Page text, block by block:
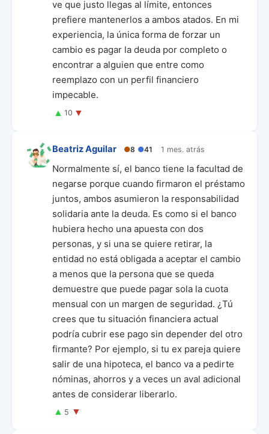
ve que justo llegas al límite, entonces
prefiere mantenerlos a ambos atados. En mi
experiencia, la única forma de forzar un
cambio es pagar la deuda por completo o
encontrar a alguien que entre como
reemplazo con un perfil financiero
impecable.
▲ 10 ▼
Beatriz Aguilar ●8 ●41 1 mes. atrás
Normalmente sí, el banco tiene la facultad de
negarse porque cuando firmaron el préstamo
juntos, ambos asumieron la responsabilidad
solidaria ante la deuda. Es como si el banco
hubiera hecho una apuesta con dos
personas, y si una se quiere retirar, la
entidad no está obligada a aceptar el cambio
a menos que la persona que se queda
demuestre que puede pagar sola la cuota
mensual con un margen de seguridad. ¿Tú
crees que tu situación financiera actual
podría cubrir ese pago sin depender del otro
firmante? Por ejemplo, si tu ex pareja quiere
salir de una hipoteca, el banco va a pedirte
nóminas, ahorros y a veces un aval adicional
antes de considerar liberarlo.
▲ 5 ▼